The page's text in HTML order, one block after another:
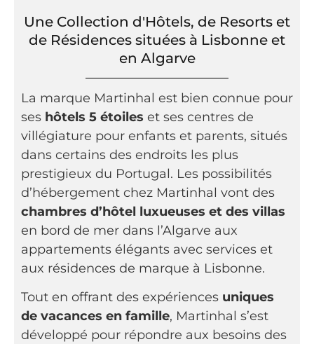
Une Collection d'Hôtels, de Resorts et
de Résidences situées à Lisbonne et
en Algarve
La marque Martinhal est bien connue pour
ses hôtels 5 étoiles et ses centres de
villégiature pour enfants et parents, situés
dans certains des endroits les plus
prestigieux du Portugal. Les possibilités
d’hébergement chez Martinhal vont des
chambres d’hôtel luxueuses et des villas
en bord de mer dans l’Algarve aux
appartements élégants avec services et
aux résidences de marque à Lisbonne.
Tout en offrant des expériences uniques
de vacances en famille, Martinhal s’est
développé pour répondre aux besoins des